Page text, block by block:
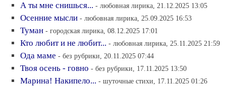
А ты мне снишься... - любовная лирика, 21.12.2025 13:05
Осенние мысли - любовная лирика, 25.09.2025 16:53
Туман - городская лирика, 08.12.2025 17:01
Кто любит и не любит... - любовная лирика, 25.11.2025 21:59
Ода маме - без рубрики, 20.11.2025 07:44
Твоя осень - говно - без рубрики, 17.11.2025 13:50
Марина! Накипело... - шуточные стихи, 17.11.2025 01:26